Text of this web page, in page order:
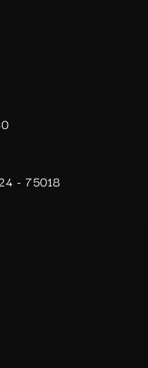
- 75018